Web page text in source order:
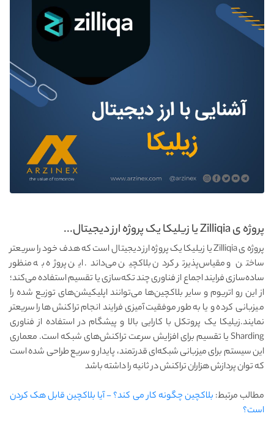
پروژه ی Zilliqia یا زیلیکا یک پروژه ارز دیجیتال...
پروژه ی Zilliqia یا زیلیکا یک پروژه ارز دیجیتال است که هدف خود را سریعتر
ساختن و مقیاس‌پذیرتر کردن بلاکچین می‌داند. این پروژه به منظور
ساده‌سازی فرایند اجماع از فناوری چند تکه‌سازی یا تقسیم استفاده می‌کند؛
از این رو اتریوم و سایر بلاکچین‌ها می‌توانند اپلیکیشن‌های توزیع شده را
میزبانی کرده و یا به طور موفقیت‌آمیزی فرایند انجام تراکنش‌ها را سریعتر
نمایند.زیلیکا یک پروتکل با کارایی بالا و پیشگام در استفاده از فناوری
Sharding یا تقسیم برای افزایش سرعت تراکنش‌های شبکه است. معماری
این سیستم برای میزبانی شبکه‌ای قدرتمند، پایدار و سریع طراحی شده است
که توان پردازش هزاران تراکنش در ثانیه را داشته باشد
مطالب مرتبط: بلاکچین چگونه کار می کند؟ - آیا بلاکچین قابل هک کردن
است؟